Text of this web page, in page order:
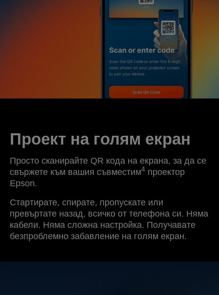
Проект на голям екран
Просто сканирайте QR кода на екрана, за да се
свържете към вашия съвместим4 проектор
Epson.
Стартирате, спирате, пропускате или
превъртате назад, всичко от телефона си. Няма
кабели. Няма сложна настройка. Получавате
безпроблемно забавление на голям екран.